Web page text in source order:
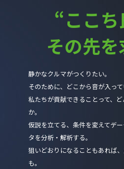
“ここ
その先
静かなクルマがつくりたい。
そのために、どこから音が入って
私たちが貢献できることって、
か。
仮説を立てる、条件を変えてデ
タを分析・解析する。
狙いどおりになることもあれば
も。